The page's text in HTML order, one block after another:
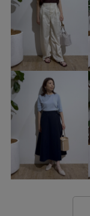
26SSlightouter_1
26SSRP_HARUTA
Aライン
RP26SS着映えトッ
Wshoes_pickup
きれいめ さら
イージーケア
オフィスカジュアル